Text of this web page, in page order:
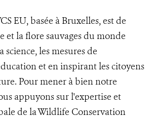
EU, basée à Bruxelles, est de
et la flore sauvages du monde
science, les mesures de
et en inspirant les citoyens
Pour mener à bien notre
appuyons sur l'expertise et
de la Wildlife Conservation